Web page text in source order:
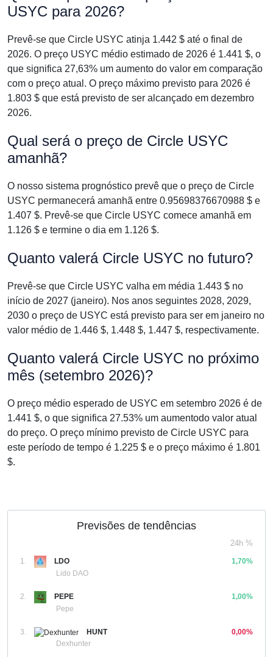
USYC para 2026?
Prevê-se que Circle USYC atinja 1.442 $ até o final de
2026. O preço USYC médio estimado de 2026 é 1.441 $, o
que significa 27,63% um aumento do valor em comparação
com o preço atual. O preço máximo previsto para 2026 é
1.803 $ que está previsto de ser alcançado em dezembro
2026.
Qual será o preço de Circle USYC
amanhã?
O nosso sistema prognóstico prevê que o preço de Circle
USYC permanecerá amanhã entre 0.95698376670988 $ e
1.407 $. Prevê-se que Circle USYC comece amanhã em
1.126 $ e termine o dia em 1.126 $.
Quanto valerá Circle USYC no futuro?
Prevê-se que Circle USYC valha em média 1.443 $ no
início de 2027 (janeiro). Nos anos seguintes 2028, 2029,
2030 o preço de USYC está previsto para ser em janeiro no
valor médio de 1.446 $, 1.448 $, 1.447 $, respectivamente.
Quanto valerá Circle USYC no próximo
mês (setembro 2026)?
O preço médio esperado de USYC em setembro 2026 é de
1.441 $, o que significa 27.53% um aumentodo valor atual
do preço. O preço mínimo previsto de Circle USYC para
este período de tempo é 1.225 $ e o preço máximo é 1.801
$.
Previsões de tendências
24h %
1.
LDO
Lido DAO
1,70%
2.
PEPE
Pepe
1,00%
3.
HUNT
Dexhunter
0,00%